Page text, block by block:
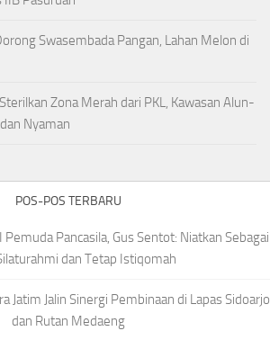
Swasembada Pangan, Lahan Melon di
Zona Merah dari PKL, Kawasan Alun-
Nyaman
POS-POS TERBARU
Pemuda Pancasila, Gus Sentot: Niatkan Sebagai
dan Tetap Istiqomah
Jatim Jalin Sinergi Pembinaan di Lapas Sidoarjo
dan Rutan Medaeng